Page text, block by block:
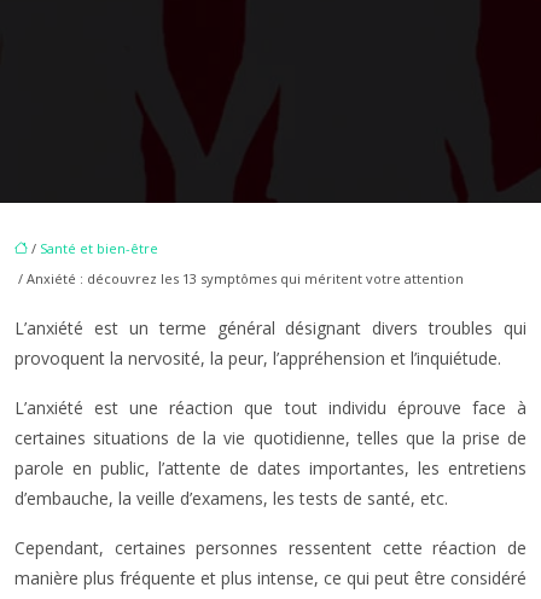
/ Santé et bien-être
/ Anxiété : découvrez les 13 symptômes qui méritent votre attention
L’anxiété est un terme général désignant divers troubles qui
provoquent la nervosité, la peur, l’appréhension et l’inquiétude.
L’anxiété est une réaction que tout individu éprouve face à
certaines situations de la vie quotidienne, telles que la prise de
parole en public, l’attente de dates importantes, les entretiens
d’embauche, la veille d’examens, les tests de santé, etc.
Cependant, certaines personnes ressentent cette réaction de
manière plus fréquente et plus intense, ce qui peut être considéré